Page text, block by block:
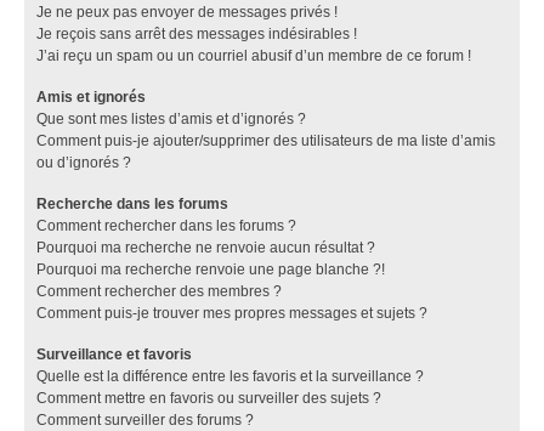
Je ne peux pas envoyer de messages privés !
Je reçois sans arrêt des messages indésirables !
J’ai reçu un spam ou un courriel abusif d’un membre de ce forum !
Amis et ignorés
Que sont mes listes d’amis et d’ignorés ?
Comment puis-je ajouter/supprimer des utilisateurs de ma liste d’amis
ou d’ignorés ?
Recherche dans les forums
Comment rechercher dans les forums ?
Pourquoi ma recherche ne renvoie aucun résultat ?
Pourquoi ma recherche renvoie une page blanche ?!
Comment rechercher des membres ?
Comment puis-je trouver mes propres messages et sujets ?
Surveillance et favoris
Quelle est la différence entre les favoris et la surveillance ?
Comment mettre en favoris ou surveiller des sujets ?
Comment surveiller des forums ?